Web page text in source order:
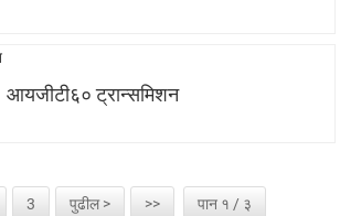
आयजीटी६० ट्रान्समिशन
3 पुढील > >> पान १ / ३